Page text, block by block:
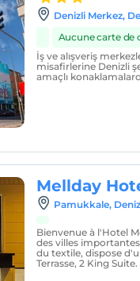
Denizli Merkez,
Aucune carte de
İş ve alışveriş
misafirlerine Denizli
amaçlı
Mellday
Pamukkale,
Bienvenue à l'Hotel
des villes
du textile, dispose
Terrasse, 2 King Suite.